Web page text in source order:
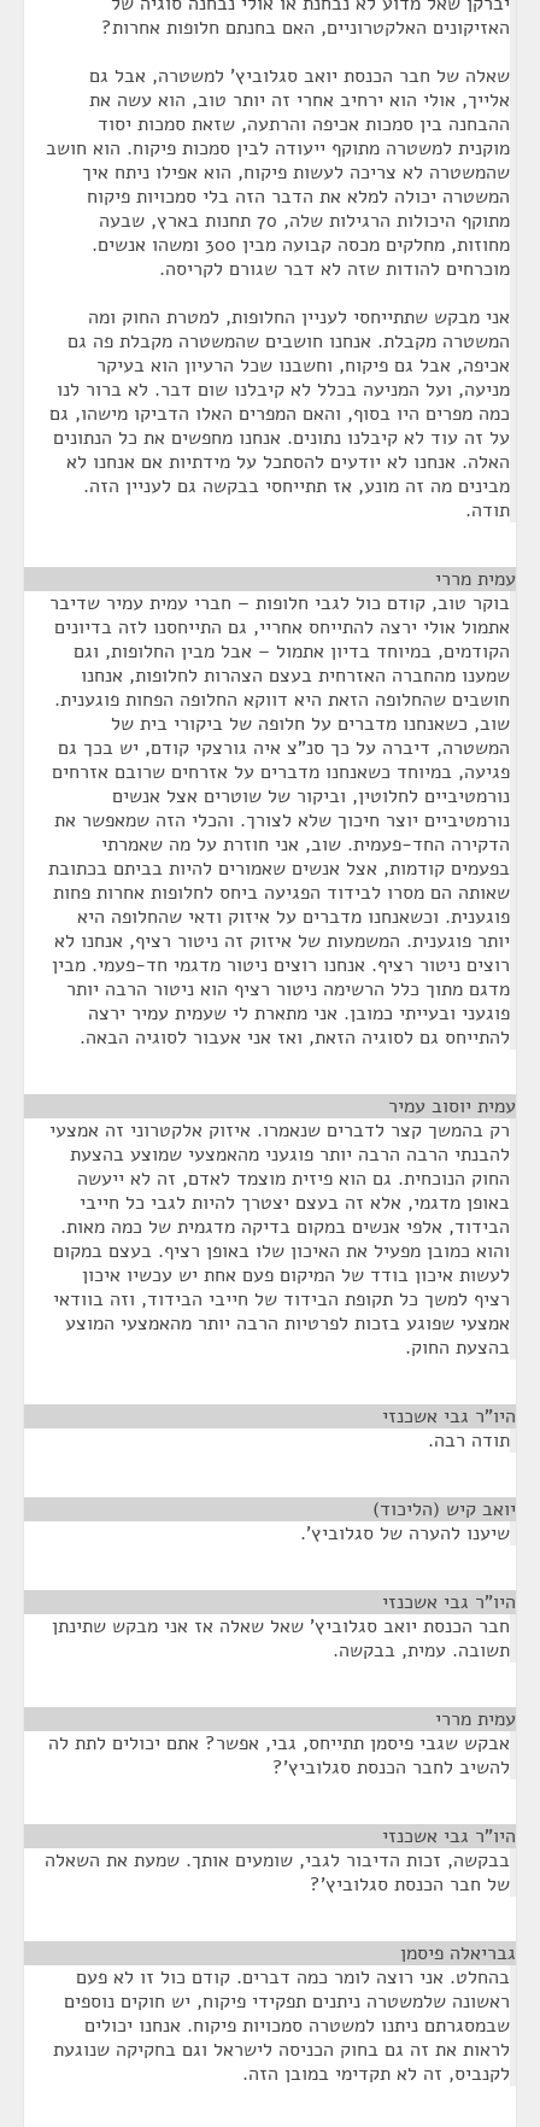
האזיקונים האלקטרוניים, האם בחנתם חלופות אחרות?
שאלה של חבר הכנסת יואב סגלוביץ' למשטרה, אבל גם
אלייך, אולי הוא ירחיב אחרי זה יותר טוב, הוא עשה את
ההבחנה בין סמכות אכיפה והרתעה, שזאת סמכות יסוד
מוקנית למשטרה מתוקף ייעודה לבין סמכות פיקוח. הוא חושב
שהמשטרה לא צריכה לעשות פיקוח, הוא אפילו ניתח איך
המשטרה יכולה למלא את הדבר הזה בלי סמכויות פיקוח
מתוקף היכולות הרגילות שלה, 70 תחנות בארץ, שבעה
מחוזות, מחלקים מכסה קבועה מבין 300 ומשהו אנשים.
מוכרחים להודות שזה לא דבר שגורם לקריסה.
אני מבקש שתתייחסי לעניין החלופות, למטרת החוק ומה
המשטרה מקבלת. אנחנו חושבים שהמשטרה מקבלת פה גם
אכיפה, אבל גם פיקוח, וחשבנו שכל הרעיון הוא בעיקר
מניעה, ועל המניעה בכלל לא קיבלנו שום דבר. לא ברור לנו
כמה מפרים היו בסוף, והאם המפרים האלו הדביקו מישהו, גם
על זה עוד לא קיבלנו נתונים. אנחנו מחפשים את כל הנתונים
האלה. אנחנו לא יודעים להסתכל על מידתיות אם אנחנו לא
מבינים מה זה מונע, אז תתייחסי בבקשה גם לעניין הזה.
תודה.
עמית מררי
בוקר טוב, קודם כול לגבי חלופות – חברי עמית עמיר שדיבר
אתמול אולי ירצה להתייחס אחריי, גם התייחסנו לזה בדיונים
הקודמים, במיוחד בדיון אתמול – אבל מבין החלופות, וגם
שמענו מהחברה האזרחית בעצם הצהרות לחלופות, אנחנו
חושבים שהחלופה הזאת היא דווקא החלופה הפחות פוגענית.
שוב, כשאנחנו מדברים על חלופה של ביקורי בית של
המשטרה, דיברה על כך סנ"צ איה גורצקי קודם, יש בכך גם
פגיעה, במיוחד כשאנחנו מדברים על אזרחים שרובם אזרחים
נורמטיביים לחלוטין, וביקור של שוטרים אצל אנשים
נורמטיביים יוצר חיכוך שלא לצורך. והכלי הזה שמאפשר את
הדקירה החד-פעמית. שוב, אני חוזרת על מה שאמרתי
בפעמים קודמות, אצל אנשים שאמורים להיות בביתם בכתובת
שאותה הם מסרו לבידוד הפגיעה ביחס לחלופות אחרות פחות
פוגענית. וכשאנחנו מדברים על איזוק ודאי שהחלופה היא
יותר פוגענית. המשמעות של איזוק זה ניטור רציף, אנחנו לא
רוצים ניטור רציף. אנחנו רוצים ניטור מדגמי חד-פעמי. מבין
מדגם מתוך כלל הרשימה ניטור רציף הוא ניטור הרבה יותר
פוגעני ובעייתי כמובן. אני מתארת לי שעמית עמיר ירצה
להתייחס גם לסוגיה הזאת, ואז אני אעבור לסוגיה הבאה.
עמית יוסוב עמיר
רק בהמשך קצר לדברים שנאמרו. איזוק אלקטרוני זה אמצעי
להבנתי הרבה הרבה יותר פוגעני מהאמצעי שמוצע בהצעת
החוק הנוכחית. גם הוא פיזית מוצמד לאדם, זה לא ייעשה
באופן מדגמי, אלא זה בעצם יצטרך להיות לגבי כל חייבי
הבידוד, אלפי אנשים במקום בדיקה מדגמית של כמה מאות.
והוא כמובן מפעיל את האיכון שלו באופן רציף. בעצם במקום
לעשות איכון בודד של המיקום פעם אחת יש עכשיו איכון
רציף למשך כל תקופת הבידוד של חייבי הבידוד, וזה בוודאי
אמצעי שפוגע בזכות לפרטיות הרבה יותר מהאמצעי המוצע
בהצעת החוק.
היו"ר גבי אשכנזי
תודה רבה.
יואב קיש (הליכוד)
שיענו להערה של סגלוביץ'.
היו"ר גבי אשכנזי
חבר הכנסת יואב סגלוביץ' שאל שאלה אז אני מבקש שתינתן
תשובה. עמית, בבקשה.
עמית מררי
אבקש שגבי פיסמן תתייחס, גבי, אפשר? אתם יכולים לתת לה
להשיב לחבר הכנסת סגלוביץ'?
היו"ר גבי אשכנזי
בבקשה, זכות הדיבור לגבי, שומעים אותך. שמעת את השאלה
של חבר הכנסת סגלוביץ'?
גבריאלה פיסמן
בהחלט. אני רוצה לומר כמה דברים. קודם כול זו לא פעם
ראשונה שלמשטרה ניתנים תפקידי פיקוח, יש חוקים נוספים
שבמסגרתם ניתנו למשטרה סמכויות פיקוח. אנחנו יכולים
לראות את זה גם בחוק הכניסה לישראל וגם בחקיקה שנוגעת
לקנביס, זה לא תקדימי במובן הזה.